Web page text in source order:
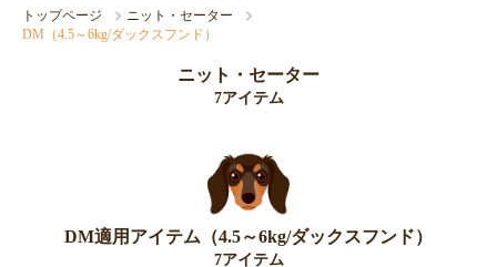
トップページ
ニット・セーター
DM（4.5～6kg/ダックスフンド）
ニット・セーター
7アイテム
DM適用アイテム（4.5～6kg/ダックスフンド）
7アイテム